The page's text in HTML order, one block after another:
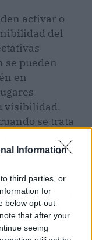
Information
third parties, or
for
below opt-out
that after your
seeing
activar o
del
se pueden
en
visibilidad.
se trata
de
(IA), para
el
el